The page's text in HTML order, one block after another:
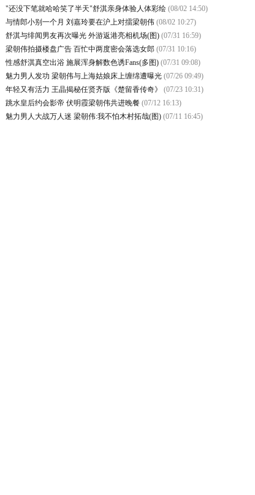
"还没下笔就哈哈笑了半天"舒淇亲身体验人体彩绘 (08/02 14:50)
与情郎小别一个月 刘嘉玲要在沪上对擂梁朝伟 (08/02 10:27)
舒淇与绯闻男友再次曝光 外游返港亮相机场(图) (07/31 16:59)
梁朝伟拍摄楼盘广告 百忙中两度密会落选女郎 (07/31 10:16)
性感舒淇真空出浴 施展浑身解数色诱Fans(多图) (07/31 09:08)
魅力男人发功 梁朝伟与上海姑娘床上缠绵遭曝光 (07/26 09:49)
年轻又有活力 王晶揭秘任贤齐版《楚留香传奇》
(07/23 10:31)
跳水皇后约会影帝 伏明霞梁朝伟共进晚餐 (07/12 16:13)
魅力男人大战万人迷 梁朝伟:我不怕木村拓哉(图) (07/11 16:45)